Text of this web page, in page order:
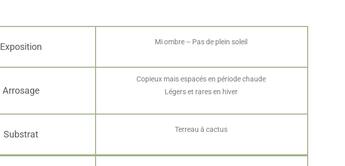
Exposition Mi ombre – Pas de plein soleil
Arrosage
Copieux mais espacés en période chaude
Légers et rares en hiver
Substrat Terreau à cactus